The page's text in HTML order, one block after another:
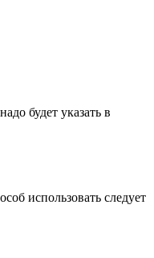
будет указать в
использовать следует